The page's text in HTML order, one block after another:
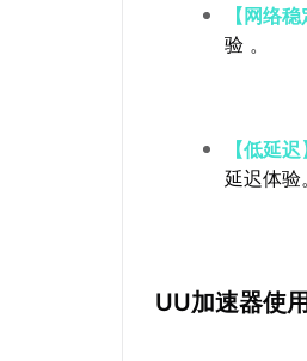
【网络
验 。
【低延
延迟体验
UU加速器使